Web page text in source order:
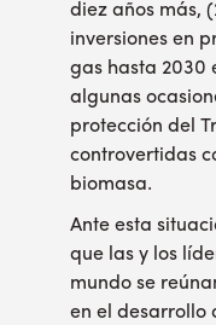
diez años más,
inversiones en
gas hasta 2030
algunas
protección del
controvertidas
biomasa.
Ante esta
que las y los
mundo se
en el desarrollo